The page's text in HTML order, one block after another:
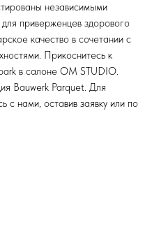
независимыми
приверженцев здорового
качество в сочетании с
Прикоснитесь к
в салоне OM STUDIO.
Bauwerk Parquet. Для
с нами, оставив заявку или по